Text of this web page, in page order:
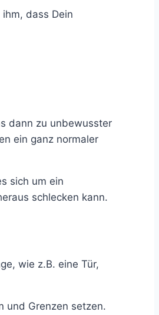
dass Dein
dann zu unbewusster
ein ganz normaler
sich um ein
schlecken kann.
wie z.B. eine Tür,
und Grenzen setzen.